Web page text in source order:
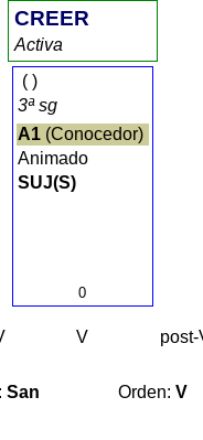
CREER
Activa
()
3ª sg
A1(Conocedor)
Animado
SUJ(S)
0
V post-
San Orden: V